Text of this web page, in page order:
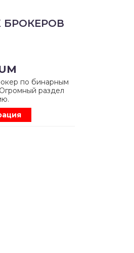
БРОКЕРОВ
по бинарным
раздел